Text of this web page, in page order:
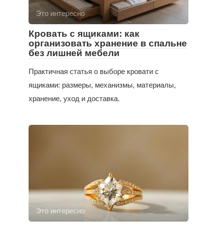
Это интересно
Кровать с ящиками: как
организовать хранение в спальне
без лишней мебели
Практичная статья о выборе кровати с
ящиками: размеры, механизмы, материалы,
хранение, уход и доставка.
Это интересно